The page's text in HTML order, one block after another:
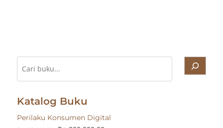
Katalog Buku
Perilaku Konsumen Digital